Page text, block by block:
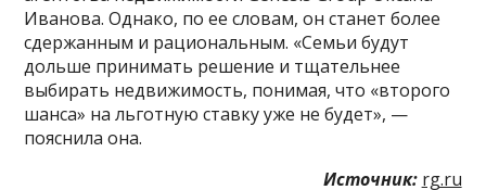
Иванова. Однако, по ее словам, он станет более
сдержанным и рациональным. «Семьи будут
дольше принимать решение и тщательнее
выбирать недвижимость, понимая, что «второго
шанса» на льготную ставку уже не будет», —
пояснила она.
Источник: rg.ru